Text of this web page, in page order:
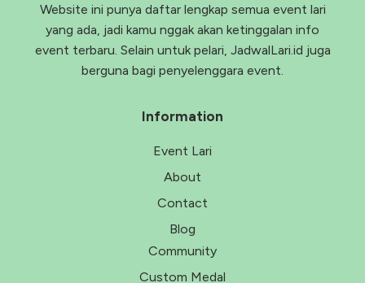
Website ini punya daftar lengkap semua event lari
yang ada, jadi kamu nggak akan ketinggalan info
event terbaru. Selain untuk pelari, JadwalLari.id juga
berguna bagi penyelenggara event.
Information
Event Lari
About
Contact
Blog
Community
Custom Medal